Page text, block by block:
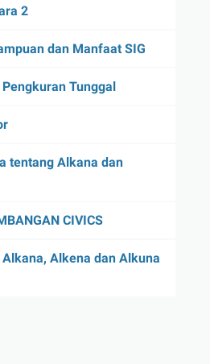
2
dan Manfaat SIG
Tunggal
tentang Alkana dan
CIVICS
Alkena dan Alkuna